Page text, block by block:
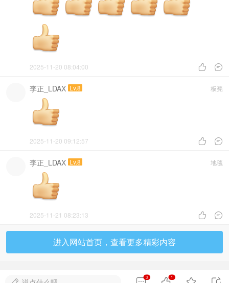
 
2025-11-20 08:04:00
板凳
李正_LDAX Lv.8
 
2025-11-20 09:12:57
地毯
李正_LDAX Lv.8
 
2025-11-21 08:23:13
进入网站首页，查看更多精彩内容
3 1